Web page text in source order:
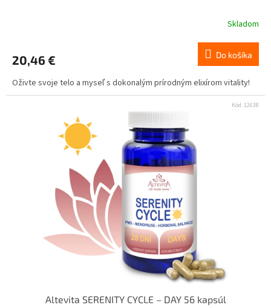
Skladom
20,46 € Do košíka
Oživte svoje telo a myseľ s dokonalým prírodným elixírom vitality!
Altevita SERENITY CYCLE – DAY 56 kapsúl
Kód: 12638